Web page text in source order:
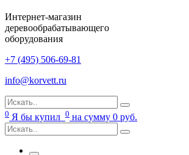
Интернет-магазин
деревообрабатывающего
оборудования
+7 (495) 506-69-81
info@korvett.ru
0 Я бы купил 0 на сумму 0 руб.